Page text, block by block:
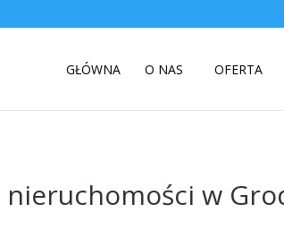
GŁÓWNA O NAS OFERTA
w